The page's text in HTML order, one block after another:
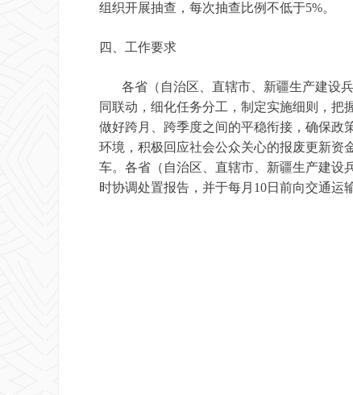
组织开展抽查，每次抽查比例不低于5%。
四、工作要求
各省（自治区、直辖市、新疆生产建设兵
同联动，细化任务分工，制定实施细则，
做好跨月、跨季度之间的平稳衔接，确保政
环境，积极回应社会公众关心的报废更新资
车。各省（自治区、直辖市、新疆生产建设
时协调处置报告，并于每月10日前向交通运